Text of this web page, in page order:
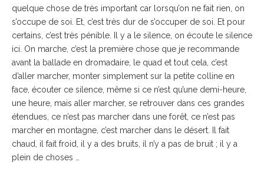
quelque chose de très important car lorsqu’on ne fait rien, on
s’occupe de soi. Et, c’est très dur de s’occuper de soi. Et pour
certains, c’est très pénible. Il y a le silence, on écoute le silence
ici. On marche, c’est la première chose que je recommande
avant la ballade en dromadaire, le quad et tout cela, c’est
d’aller marcher, monter simplement sur la petite colline en
face, écouter ce silence, même si ce n’est qu’une demi-heure,
une heure, mais aller marcher, se retrouver dans ces grandes
étendues, ce n’est pas marcher dans une forêt, ce n’est pas
marcher en montagne, c’est marcher dans le désert. Il fait
chaud, il fait froid, il y a des bruits, il n’y a pas de bruit ; il y a
plein de choses …